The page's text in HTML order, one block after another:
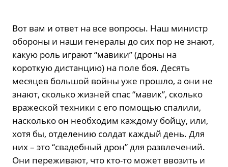
Вот вам и ответ на все вопросы. Наш министр
обороны и наши генералы до сих пор не знают,
какую роль играют “мавики” (дроны на
короткую дистанцию) на поле боя. Десять
месяцев большой войны уже прошло, а они не
знают, сколько жизней спас “мавик”, сколько
вражеской техники с его помощью спалили,
насколько он необходим каждому бойцу, или,
хотя бы, отделению солдат каждый день. Для
них – это “свадебный дрон” для развлечений.
Они переживают, что кто-то может ввозить и